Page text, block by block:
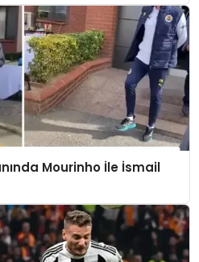
Mourinho İle İsmail